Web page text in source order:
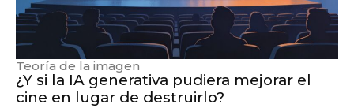
Teoría de la imagen
¿Y si la IA generativa pudiera mejorar el
cine en lugar de destruirlo?